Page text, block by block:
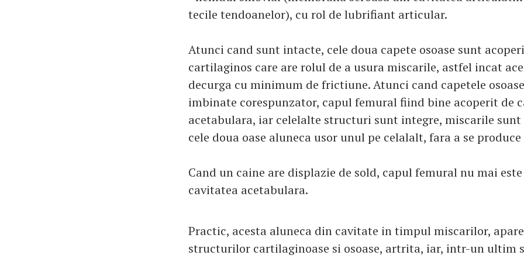
tecile tendoanelor), cu rol de lubrifiant articular.
Atunci cand sunt intacte, cele doua capete osoase sunt
cartilaginos care are rolul de a usura miscarile, astfel incat
decurga cu minimum de frictiune. Atunci cand capetele
imbinate corespunzator, capul femural fiind bine acoperit de
acetabulara, iar celelalte structuri sunt integre, miscarile sunt
cele doua oase aluneca usor unul pe celalalt, fara a se
Cand un caine are displazie de sold, capul femural nu mai
cavitatea acetabulara.
Practic, acesta aluneca din cavitate in timpul miscarilor,
structurilor cartilaginoase si osoase, artrita, iar, intr-un ultim